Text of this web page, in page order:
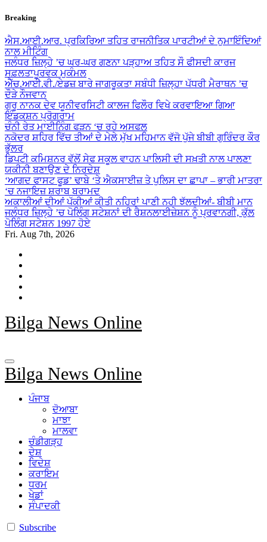
Skip
content
Breaking
ਐਸ.ਆਈ.ਆਰ. ਪ੍ਰਕਿਰਿਆ ਤਹਿਤ ਰਾਜਨੀਤਿਕ ਪਾਰਟੀਆਂ ਦੇ ਨੁਮਾਇੰਦਿਆਂ
ਨਾਲ ਮੀਟਿੰਗ
ਜਲੰਧਰ ਜ਼ਿਲ੍ਹੇ ’ਚ ਘਰ-ਘਰ ਗਣਨਾ ਪੜ੍ਹਾਅ ਤਹਿਤ ਸੌ ਫੀਸਦੀ ਕਾਰਜ
ਸਫ਼ਲਤਾਪੂਰਵਕ ਮੁਕੰਮਲ
ਐੱਚ.ਆਈ.ਵੀ./ਏਡਜ਼ ਬਾਰੇ ਜਾਗਰੂਕਤਾ ਸਬੰਧੀ ਜ਼ਿਲ੍ਹਾ ਪੱਧਰੀ ਮੈਰਾਥਨ ’ਚ
ਦੌੜੇ ਨੌਜਵਾਨ
ਗੁਰੂ ਨਾਨਕ ਦੇਵ ਯੂਨੀਵਰਸਿਟੀ ਕਾਲਜ ਫਿਲੌਰ ਵਿਖੇ ਕਰਵਾਇਆ ਗਿਆ
ਇੰਡਕਸ਼ਨ ਪ੍ਰੋਗਰਾਮ
ਚੰਨੀ ਰੇਤ ਮਾਈਨਿੰਗ ਫੜਨ ‘ਚ ਰਹੇ ਅਸਫਲ
ਨਕੋਦਰ ਸ਼ਹਿਰ ਵਿੱਚ ਤੀਆਂ ਦੇ ਮੇਲੇ ਮੁੱਖ ਮਹਿਮਾਨ ਵੱਜੋ ਪੁੱਜੇ ਬੀਬੀ ਗੁਰਿੰਦਰ ਕੌਰ
ਭੁੱਲਰ
ਡਿਪਟੀ ਕਮਿਸ਼ਨਰ ਵੱਲੋਂ ਸੇਫ ਸਕੂਲ ਵਾਹਨ ਪਾਲਿਸੀ ਦੀ ਸਖ਼ਤੀ ਨਾਲ ਪਾਲਣਾ
ਯਕੀਨੀ ਬਣਾਉਣ ਦੇ ਨਿਰਦੇਸ਼
‘ਆਗਦ ਫਾਸਟ ਫੂਡ’ ਢਾਬੇ ‘ਤੇ ਐਕਸਾਈਜ਼ ਤੇ ਪੁਲਿਸ ਦਾ ਛਾਪਾ – ਭਾਰੀ ਮਾਤਰਾ
‘ਚ ਨਜਾਇਜ਼ ਸ਼ਰਾਬ ਬਰਾਮਦ
ਅਕਾਲੀਆਂ ਦੀਆਂ ਪੱਕੀਆਂ ਕੀਤੀ ਨਹਿਰਾਂ ਪਾਣੀ ਨਹੀ ਝੱਲਦੀਆਂ- ਬੀਬੀ ਮਾਨ
ਜਲੰਧਰ ਜ਼ਿਲ੍ਹੇ ’ਚ ਪੋਲਿੰਗ ਸਟੇਸ਼ਨਾਂ ਦੀ ਰੈਸ਼ਨਲਾਈਜ਼ੇਸ਼ਨ ਨੂੰ ਪ੍ਰਵਾਨਗੀ, ਕੁੱਲ
ਪੋਲਿੰਗ ਸਟੇਸ਼ਨ 1997 ਹੋਏ
Fri. Aug 7th, 2026
Bilga News Online
Bilga News Online
ਪੰਜਾਬ
ਦੋਆਬਾ
ਮਾਝਾ
ਮਾਲਵਾ
ਚੰਡੀਗੜ੍ਹ
ਦੇਸ਼
ਵਿਦੇਸ਼
ਕਰਾਇਮ
ਧਰਮ
ਖੇਡਾਂ
ਸੰਪਾਦਕੀ
Subscribe